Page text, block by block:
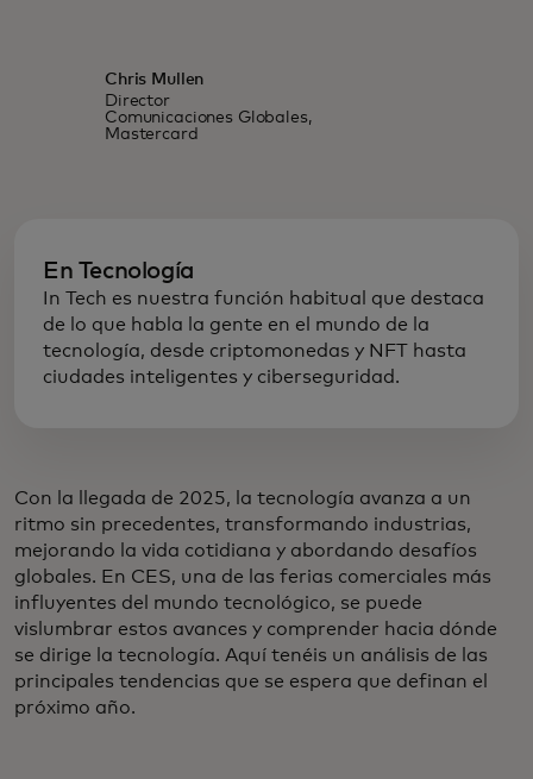
Chris Mullen
Director
Comunicaciones Globales,
Mastercard
En Tecnología
In Tech es nuestra función habitual que destaca
de lo que habla la gente en el mundo de la
tecnología, desde criptomonedas y NFT hasta
ciudades inteligentes y ciberseguridad.
Con la llegada de 2025, la tecnología avanza a un
ritmo sin precedentes, transformando industrias,
mejorando la vida cotidiana y abordando desafíos
globales. En CES, una de las ferias comerciales más
influyentes del mundo tecnológico, se puede
vislumbrar estos avances y comprender hacia dónde
se dirige la tecnología. Aquí tenéis un análisis de las
principales tendencias que se espera que definan el
próximo año.